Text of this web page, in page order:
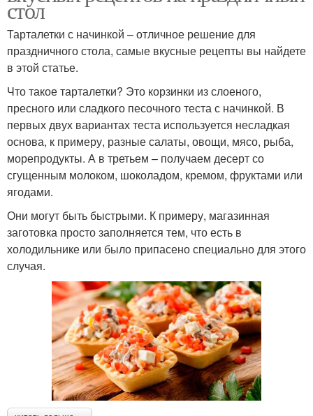
стол
Тарталетки с начинкой – отличное решение для
праздничного стола, самые вкусные рецепты вы найдете
в этой статье.
Что такое тарталетки? Это корзинки из слоеного,
пресного или сладкого песочного теста с начинкой. В
первых двух вариантах теста используется несладкая
основа, к примеру, разные салаты, овощи, мясо, рыба,
морепродукты. А в третьем – получаем десерт со
сгущенным молоком, шоколадом, кремом, фруктами или
ягодами.
Они могут быть быстрыми. К примеру, магазинная
заготовка просто заполняется тем, что есть в
холодильнике или было припасено специально для этого
случая.